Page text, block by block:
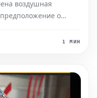
воздушная
о
страны со
1 МИН